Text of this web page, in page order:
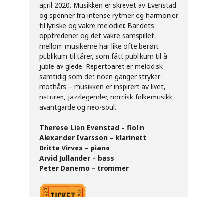
april 2020. Musikken er skrevet av Evenstad
og spenner fra intense rytmer og harmonier
til lyriske og vakre melodier. Bandets
opptredener og det vakre samspillet
mellom musikerne har like ofte berørt
publikum til tårer, som fått publikum til å
juble av glede. Repertoaret er melodisk
samtidig som det noen ganger stryker
mothårs – musikken er inspirert av livet,
naturen, jazzlegender, nordisk folkemusikk,
avantgarde og neo-soul.
Therese Lien Evenstad – fiolin
Alexander Ivarsson – klarinett
Britta Virves – piano
Arvid Jullander – bass
Peter Danemo – trommer